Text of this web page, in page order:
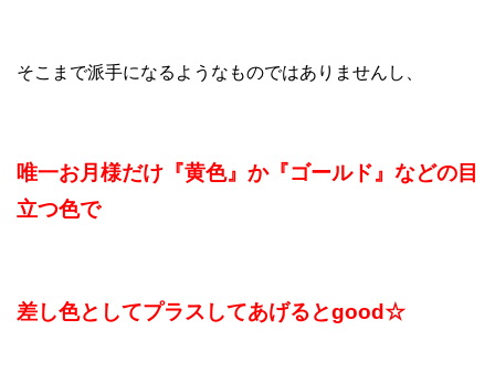
そこまで派手になるようなものではありませんし、
唯一お月様だけ『黄色』か『ゴールド』などの目
立つ色で
差し色としてプラスしてあげるとgood☆